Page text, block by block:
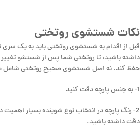
نکات شستشوی روتختی
قبل از اقدام به شستشوی روتختی باید به یک سری
داشته باشید، تا روتختی شما پس از شستشو تغییر
حفظ کند. نه اصل شستشوی صحیح روتختی شامل
1- به جنس پارچه دقت کنید
2- رنگ پارچه در انتخاب نوع شوینده بسیار اهمیت
دقت داشته باشید.